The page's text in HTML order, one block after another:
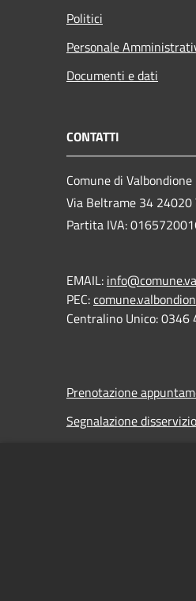
Politici
Personale
Documenti e dati
CONTATTI
Comune di Valbondione
Via Beltrame 34
Partita IVA:
EMAIL:
PEC:
Centralino Unico: 0346
Prenotazione
Segnalazione disservizio